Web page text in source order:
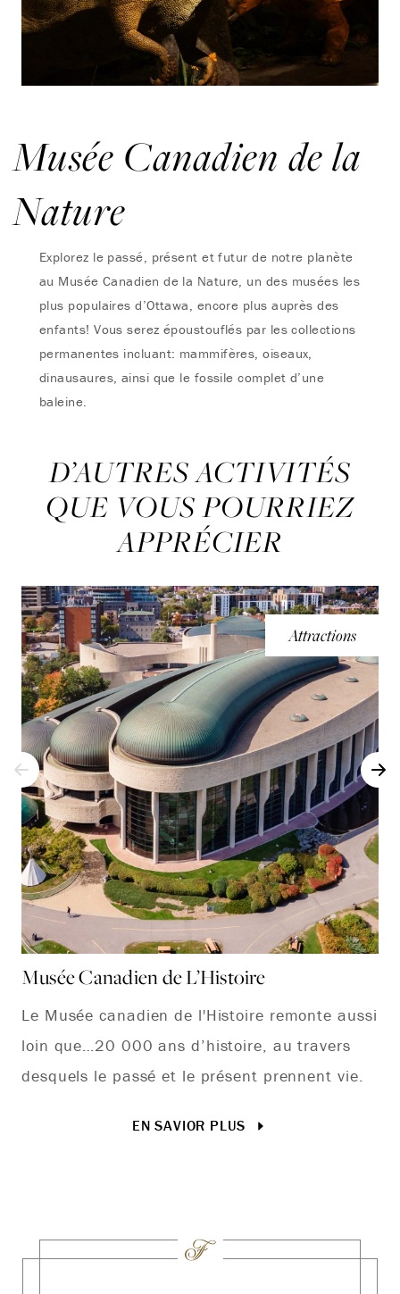
Musée Canadien de la
Nature
Explorez le passé, présent et futur de notre planète
au Musée Canadien de la Nature, un des musées les
plus populaires d’Ottawa, encore plus auprès des
enfants! Vous serez époustouflés par les collections
permanentes incluant: mammifères, oiseaux,
dinausaures, ainsi que le fossile complet d’une
baleine.
D’AUTRES ACTIVITÉS
QUE VOUS POURRIEZ
APPRÉCIER
Attractions
Musée Canadien de L’Histoire
Le Musée canadien de l'Histoire remonte aussi
loin que…20 000 ans d’histoire, au travers
desquels le passé et le présent prennent vie.
EN SAVIOR PLUS